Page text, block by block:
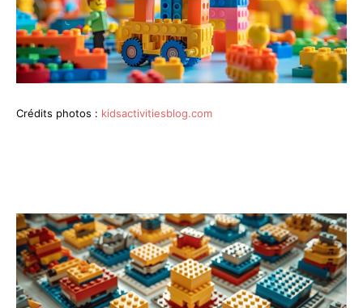
Crédits photos : kidsactivitiesblog.com